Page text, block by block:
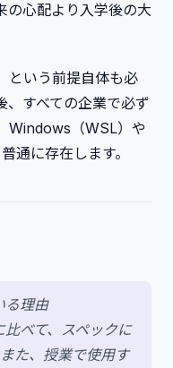
の心配より入学後の大
という前提自体も必
、すべての企業で必ず
Windows（WSL）や
通に存在します。
る理由
べて、スペックに
た、授業で使用す